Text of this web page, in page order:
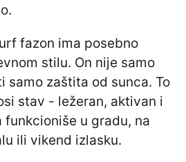
fazon ima posebno
stilu. On nije samo
samo zaštita od sunca. To
stav - ležeran, aktivan i
u gradu, na
ili vikend izlasku.